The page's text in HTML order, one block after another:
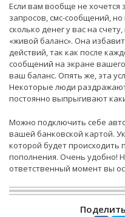
Если вам вообще не хочется
запросов, смс-сообщений, но
сколько денег у вас на
«живой баланс». Она
действий, так как после
сообщений на экране
ваш баланс. Опять же, эта
Некоторые люди
постоянно выпрыгивают
Можно подключить себе
вашей банковской картой.
которой будет происходить
пополнения. Очень удобно!
ответственный момент вы